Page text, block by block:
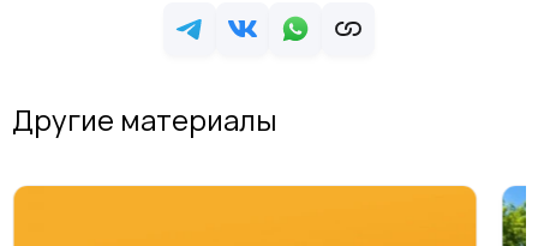
Другие материалы